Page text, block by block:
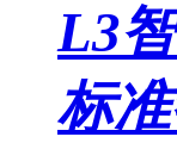
L3
标